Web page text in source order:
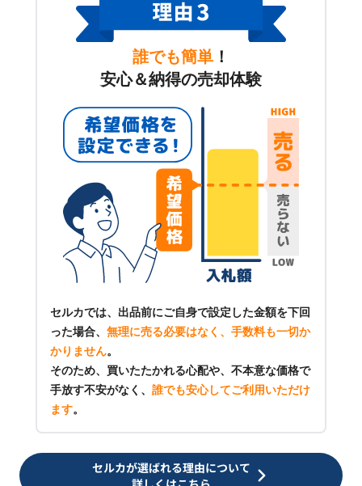
誰でも簡単 ！
安心＆納得の売却体験
セルカでは、出品前にご自身で設定した金額を下回
った場合、 無理に売る必要はなく、手数料も一切か
かりません。
そのため、買いたたかれる心配や、不本意な価格で
手放す不安がなく、 誰でも安心してご利用いただけ
ます。
セルカが選ばれる理由について